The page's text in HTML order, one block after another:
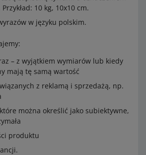
10 kg, 10x10 cm.
w języku polskim.
– z wyjątkiem wymiarów lub kiedy
mają tę samą wartość
z reklamą i sprzedażą, np.
można określić jako subiektywne,
produktu